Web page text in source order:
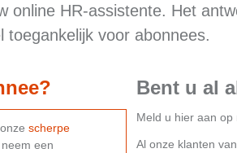
arbeid - bezoldigde activiteiten
niet beschikbaar in je huidige abonnement.
online HR-assistente. Het
toegankelijk voor abonnees.
scherpe
een
Bent u al
Meld u hier aan op
Al onze klanten